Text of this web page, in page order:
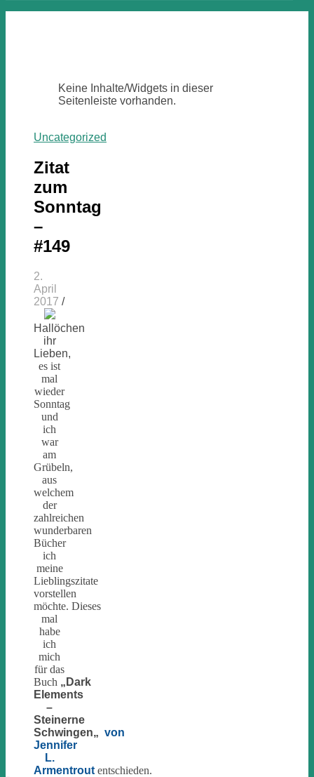
Keine Inhalte/Widgets in dieser
Seitenleiste vorhanden.
Uncategorized
Zitat
zum
Sonntag
–
#149
2.
April
2017 /
Hallöchen
ihr
Lieben,
es ist
mal
wieder
Sonntag
und
ich
war
am
Grübeln,
aus
welchem
der
zahlreichen
wunderbaren
Bücher
ich
meine
Lieblingszitate
vorstellen
möchte. Dieses
mal
habe
ich
mich
für das
Buch „ Dark
Elements
–
Steinerne
Schwingen„ von
Jennifer
L.
Armentrout entschieden.